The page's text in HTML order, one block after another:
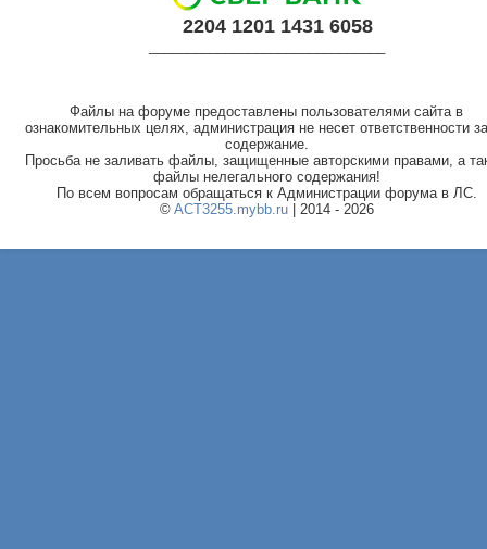
2204 1201 1431 6058
Файлы на форуме предоставлены пользователями сайта в
ознакомительных целях, администрация не несет ответственности
содержание.
Просьба не заливать файлы, защищенные авторскими правами, а
файлы нелегального содержания!
По всем вопросам обращаться к Администрации форума в ЛС.
© ACT3255.mybb.ru| 2014 - 2026